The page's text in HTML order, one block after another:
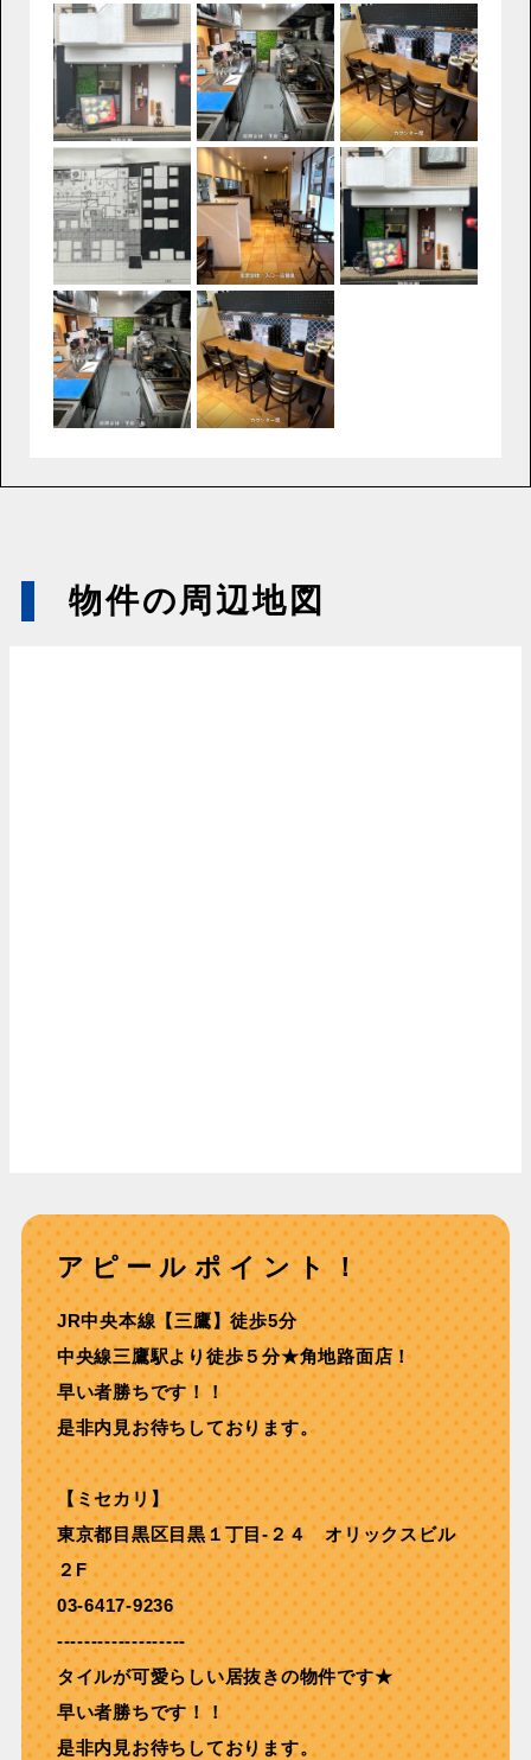
物件の周辺地図
アピールポイント！
JR中央本線【三鷹】徒歩5分
中央線三鷹駅より徒歩５分★⾓地路⾯店！
早い者勝ちです！！
是非内見お待ちしております。
【ミセカリ】
東京都目黒区目黒１丁目-２４ オリックスビル
２F
03-6417-9236
-------------------
タイルが可愛らしい居抜きの物件です★
早い者勝ちです！！
是非内見お待ちしております。